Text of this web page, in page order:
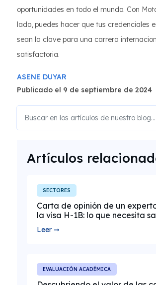
oportunidades en todo el mundo. Con
lado, puedes hacer que tus credenciales
sean la clave para una carrera
satisfactoria.
ASENE DUYAR
Publicado el 9 de septiembre de 2024
Artículos
SECTORES
Carta de opinión de un
la visa H-1B: lo que necesita
Leer ➞
EVALUACIÓN ACADÉMICA